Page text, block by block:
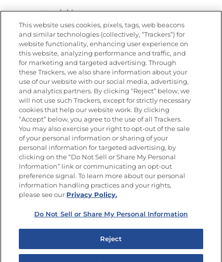
Nutrición
Únete a La Cocina Goya®
Recibe Nuevas Recetas, Ofertas Especiales y
Promociones
SÍGUENOS EN LAS REDES SOCIALES
Mapa del sitioPolítica de privacidad
Limitar el uso de mis datos personales sensibles
No vender ni compartir mis datos personales
Copyright © 2026 Goya Foods, Inc. Todos los derechos reservados.
This website uses cookies, pixels, tags, web beacons
and similar technologies (collectively, “Trackers”) for
website functionality, enhancing user experience on
this website, analyzing performance and traffic, and
for marketing and targeted advertising. Through
these Trackers, we also share information about your
use of our website with our social media, advertising,
and analytics partners. By clicking “Reject” below, we
will not use such Trackers, except for strictly necessary
cookies that help our website work. By clicking
“Accept” below, you agree to the use of all Trackers.
You may also exercise your right to opt-out of the sale
of your personal information or sharing of your
personal information for targeted advertising, by
clicking on the “Do Not Sell or Share My Personal
Information” link or communicating an opt-out
preference signal. To learn more about our personal
information handling practices and your rights,
please see our Privacy Policy.
Do Not Sell or Share My Personal Information
Reject